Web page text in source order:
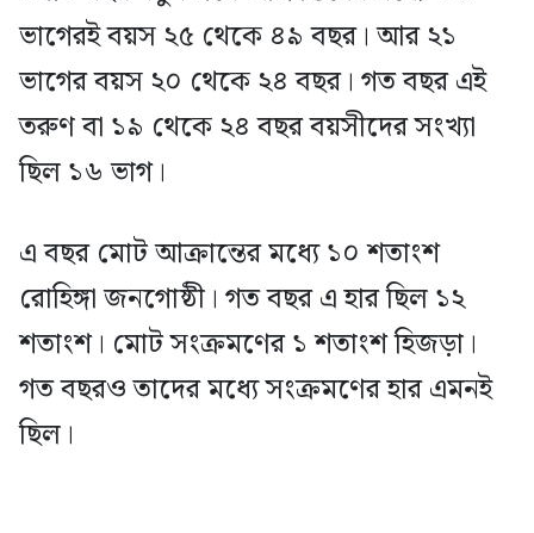
ভাগেরই বয়স ২৫ থেকে ৪৯ বছর। আর ২১
ভাগের বয়স ২০ থেকে ২৪ বছর। গত বছর এই
তরুণ বা ১৯ থেকে ২৪ বছর বয়সীদের সংখ্যা
ছিল ১৬ ভাগ।
এ বছর মোট আক্রান্তের মধ্যে ১০ শতাংশ
রোহিঙ্গা জনগোষ্ঠী। গত বছর এ হার ছিল ১২
শতাংশ। মোট সংক্রমণের ১ শতাংশ হিজড়া।
গত বছরও তাদের মধ্যে সংক্রমণের হার এমনই
ছিল।